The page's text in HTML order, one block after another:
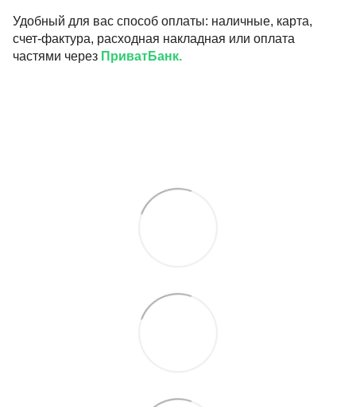
Удобный для вас способ оплаты: наличные, карта,
счет-фактура, расходная накладная или оплата
частями через ПриватБанк.